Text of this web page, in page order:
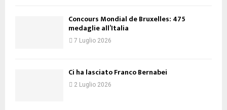
Concours Mondial de Bruxelles: 475
medaglie all’Italia
7 Luglio 2026
Ci ha lasciato Franco Bernabei
2 Luglio 2026